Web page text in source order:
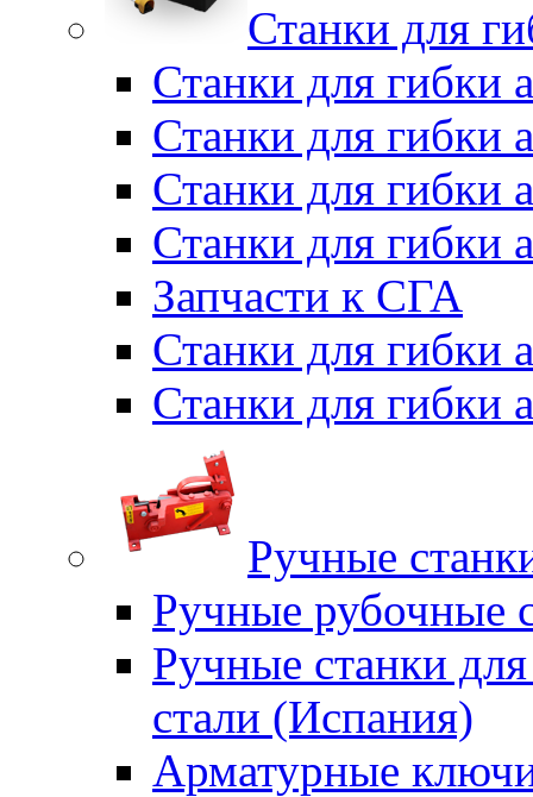
Станки для
Станки для гибки
Станки для гибки
Станки для гибки
Станки для гибки
Запчасти к СГА
Станки для гибки
Станки для гибки
Ручные
Ручные рубочные
Ручные станки
стали (Испания)
Арматурные